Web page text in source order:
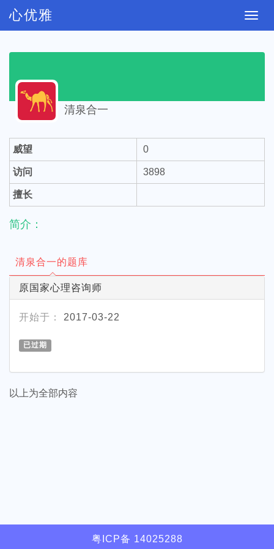
切
导
心优雅
清泉合一
威望 0
访问 3898
擅长
简介：
清泉合一的题库
原国家心理咨询师
开始于： 2017-03-22
已过期
以上为全部内容
粤ICP备 14025288